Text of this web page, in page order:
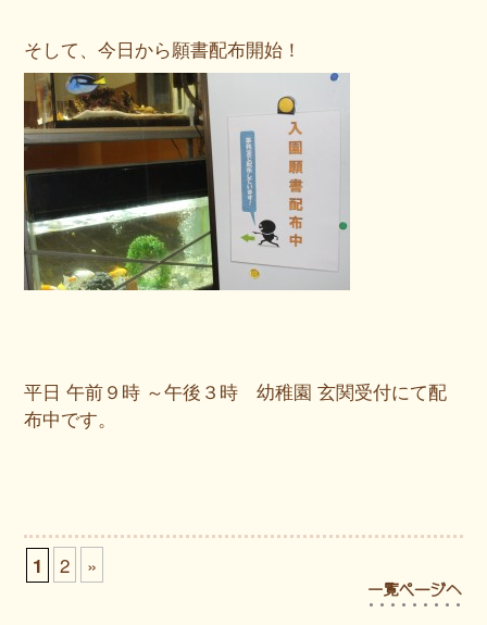
そして、今日から願書配布開始！
平日 午前９時 ～午後３時 幼稚園 玄関受付にて配
布中です。
1 2 »